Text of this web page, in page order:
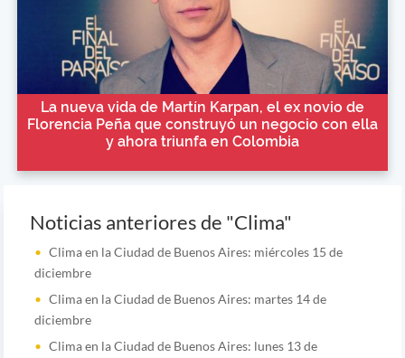
La nueva vida de Martín Karpan, el ex novio de
Florencia Peña que construyó un negocio con ella
y ahora triunfa en Colombia
Noticias anteriores de "Clima"
Clima en la Ciudad de Buenos Aires: miércoles 15 de
diciembre
Clima en la Ciudad de Buenos Aires: martes 14 de
diciembre
Clima en la Ciudad de Buenos Aires: lunes 13 de